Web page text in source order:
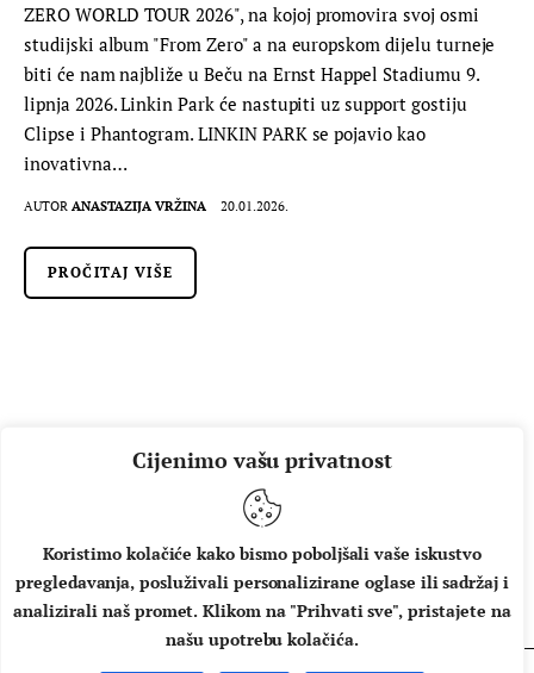
Cijenimo vašu privatnost
Koristimo kolačiće kako bismo poboljšali vaše iskustvo
pregledavanja, posluživali personalizirane oglase ili sadržaj i
analizirali naš promet. Klikom na "Prihvati sve", pristajete na
našu upotrebu kolačića.
ZERO WORLD TOUR 2026", na kojoj promovira svoj osmi
studijski album "From Zero" a na europskom dijelu turneje
biti će nam najbliže u Beču na Ernst Happel Stadiumu 9.
lipnja 2026. Linkin Park će nastupiti uz support gostiju
Clipse i Phantogram. LINKIN PARK se pojavio kao
inovativna…
AUTOR ANASTAZIJA VRŽINA 20.01.2026.
PROČITAJ VIŠE
O NAMA IMPRESSUM UVJETI KORIŠTENJA